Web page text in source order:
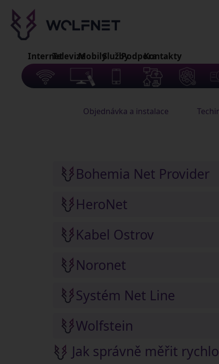
InternetTelevizeMobilySlužbyPodporaKontakty
Bohemia Net Provider
HeroNet
Kabel Ostrov
Noronet
Systém Net Line
Wolfstein
Jak správně měřit